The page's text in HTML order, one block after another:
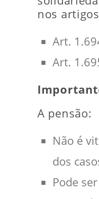
nos
Art.
Art.
A pensão:
Não é
dos
Pode